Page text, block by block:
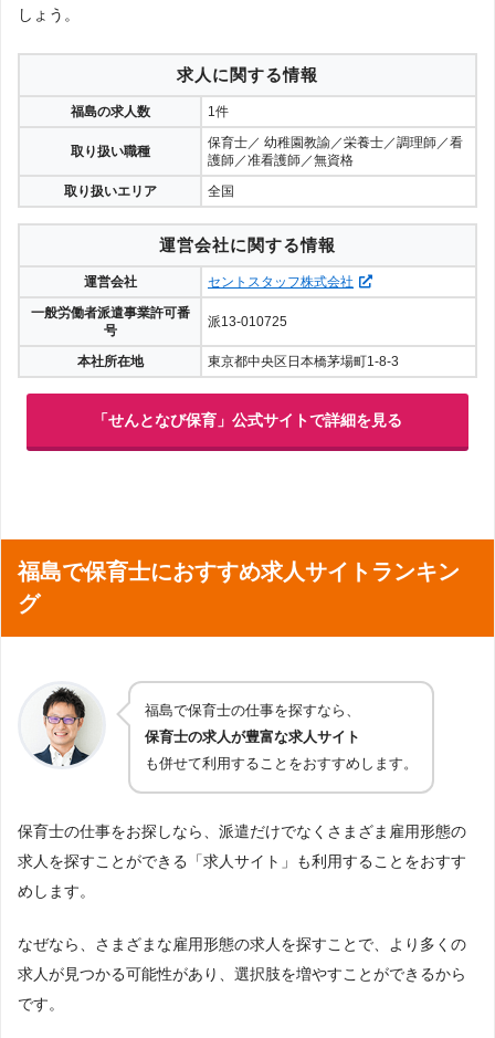
しょう。
求人に関する情報
福島の求人数 1件
取り扱い職種
保育士／ 幼稚園教諭／栄養士／調理師／看
護師／准看護師／無資格
取り扱いエリア
全国
運営会社に関する情報
運営会社
セントスタッフ株式会社
一般労働者派遣事業許可番
号
派13-010725
本社所在地 東京都中央区日本橋茅場町1-8-3
「せんとなび保育」公式サイトで詳細を見る
福島で保育士におすすめ求人サイトランキン
グ
福島で保育士の仕事を探すなら、
保育士の求人が豊富な求人サイト
も併せて利用することをおすすめします。
保育士の仕事をお探しなら、派遣だけでなくさまざま雇用形態の
求人を探すことができる「求人サイト」も利用することをおすす
めします。
なぜなら、さまざまな雇用形態の求人を探すことで、より多くの
求人が見つかる可能性があり、選択肢を増やすことができるから
です。